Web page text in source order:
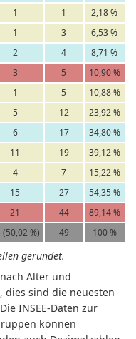
1 1
2,18 %
1 3
6,53 %
2 4
8,71 %
3 5
10,90 %
1 5
10,88 %
5 12
23,92 %
6 17
34,80 %
11 19
39,12 %
4 7
15,22 %
15 27
54,35 %
21 44
89,14 %
(50,02 %) 49 100 %
gerundet.
Alter und
dies sind die neuesten
INSEE-Daten zur
können